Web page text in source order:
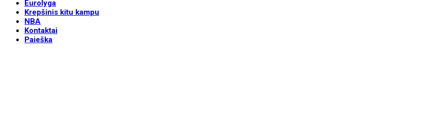
Eurolyga
Krepšinis kitu kampu
NBA
Kontaktai
Paieška